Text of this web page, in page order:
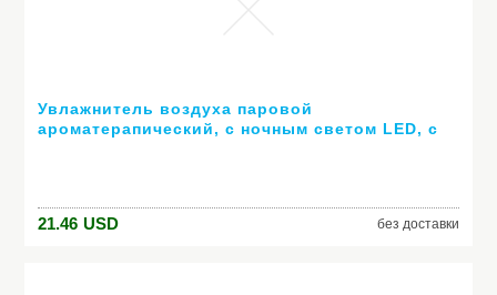
Увлажнитель воздуха паровой
ароматерапический, с ночным светом LED, с
21.46 USD без доставки